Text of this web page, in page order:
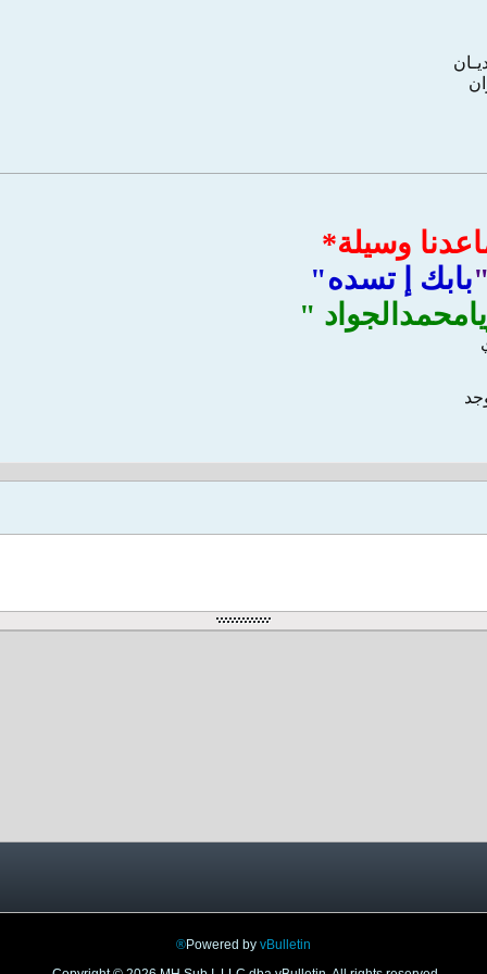
وسيلة*
بابك إ تسده"
"
Powered by vBulletin®